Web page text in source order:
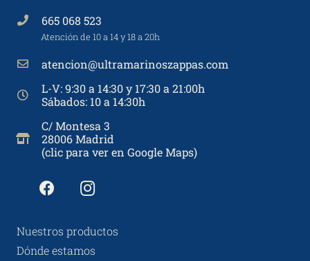
665 068 523
Atención de 10 a 14 y 18 a 20h
atencion@ultramarinoszappas.com
L-V: 9:30 a 14:30 y 17:30 a 21:00h
Sábados: 10 a 14:30h
C/ Montesa 3
28006 Madrid
(clic para ver en Google Maps)
Nuestros productos
Dónde estamos